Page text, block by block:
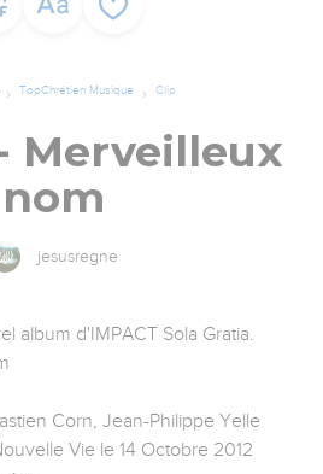
TopChrétien Musique Clip
Merveilleux
nom
jesusregne
album d'IMPACT Sola Gratia.
Corn, Jean-Philippe Yelle
Vie le 14 Octobre 2012